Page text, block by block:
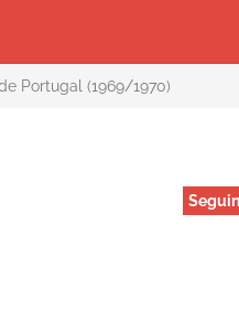
Portugal (1969/1970)